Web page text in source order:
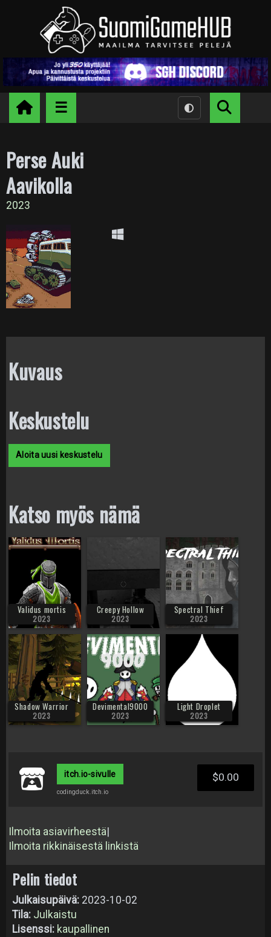
Perse Auki
Aavikolla
2023
Kuvaus
Keskustelu
Aloita uusi keskustelu
Katso myös nämä
Validus mortis
2023
Creepy Hollow
2023
Spectral Thief
2023
Shadow Warrior
2023
Devimental9000
2023
Light Droplet
2023
itch.io-sivulle
codingduck.itch.io
$0.00
Ilmoita asiavirheestä
Ilmoita rikkinäisestä linkistä
Pelin tiedot
Julkaisupäivä: 2023-10-02
Tila: Julkaistu
Lisenssi: kaupallinen